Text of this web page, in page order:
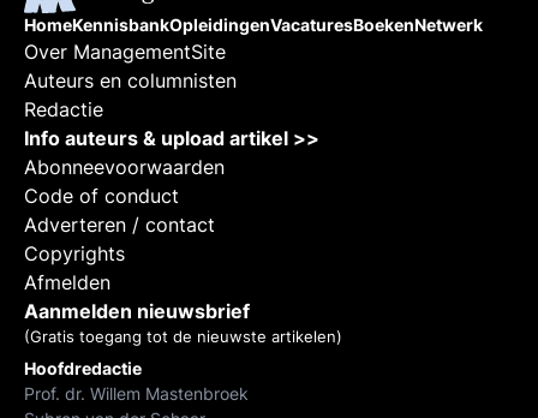
HomeKennisbankOpleidingenVacaturesBoekenNetwerk
Over ManagementSite
Auteurs en columnisten
Redactie
Info auteurs & upload artikel >>
Abonneevoorwaarden
Code of conduct
Adverteren / contact
Copyrights
Afmelden
Aanmelden nieuwsbrief
(Gratis toegang tot de nieuwste artikelen)
Hoofdredactie
Prof. dr. Willem Mastenbroek